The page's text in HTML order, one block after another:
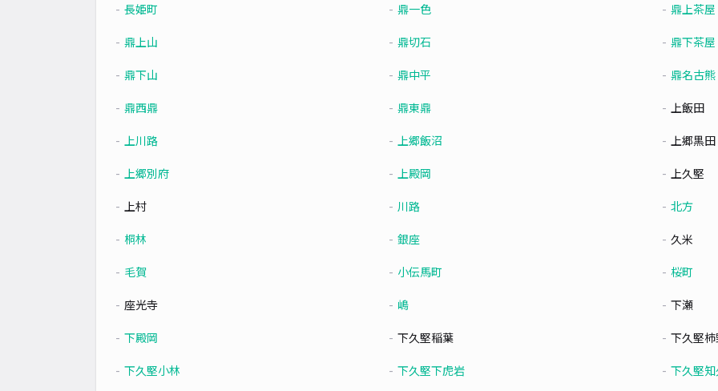
長姫町 鼎一色 鼎上茶屋
鼎上山 鼎切石 鼎下茶屋
鼎下山 鼎中平 鼎名古熊
鼎西鼎 鼎東鼎 上飯田
上川路 上郷飯沼 上郷黒田
上郷別府 上殿岡 上久堅
上村 川路 北方
桐林 銀座 久米
毛賀 小伝馬町 桜町
座光寺 嶋 下瀬
下殿岡 下久堅稲葉 下久堅
下久堅小林 下久堅下虎岩 下久堅